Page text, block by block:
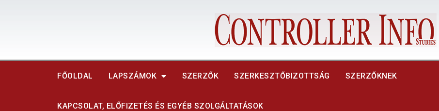
FŐOLDAL LAPSZÁMOK SZERZŐK SZERKESZTŐBIZOTTSÁG SZERZŐKNEK
KAPCSOLAT, ELŐFIZETÉS ÉS EGYÉB SZOLGÁLTATÁSOK